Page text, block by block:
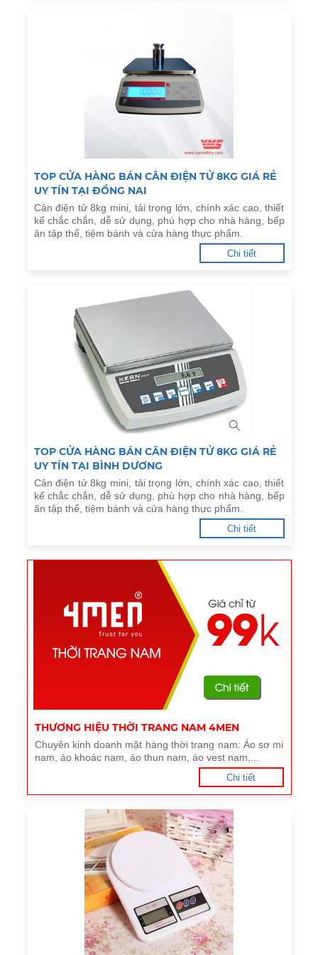
TOP CỬA HÀNG BÁN CÂN ĐIỆN TỬ 8KG GIÁ RẺ
UY TÍN TẠI ĐỒNG NAI
Cân điện tử 8kg mini, tải trọng lớn, chính xác cao, thiết
kế chắc chắn, dễ sử dụng, phù hợp cho nhà hàng, bếp
ăn tập thể, tiệm bánh và cửa hàng thực phẩm.
Chi tiết
TOP CỬA HÀNG BÁN CÂN ĐIỆN TỬ 8KG GIÁ RẺ
UY TÍN TẠI BÌNH DƯƠNG
Cân điện tử 8kg mini, tải trọng lớn, chính xác cao, thiết
kế chắc chắn, dễ sử dụng, phù hợp cho nhà hàng, bếp
ăn tập thể, tiệm bánh và cửa hàng thực phẩm.
Chi tiết
THƯƠNG HIỆU THỜI TRANG NAM 4MEN
Chuyên kinh doanh mặt hàng thời trang nam: Áo sơ mi
nam, áo khoác nam, áo thun nam, áo vest nam,...
Chi tiết